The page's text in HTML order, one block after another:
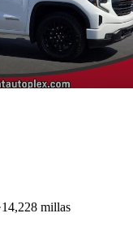
14,228 millas